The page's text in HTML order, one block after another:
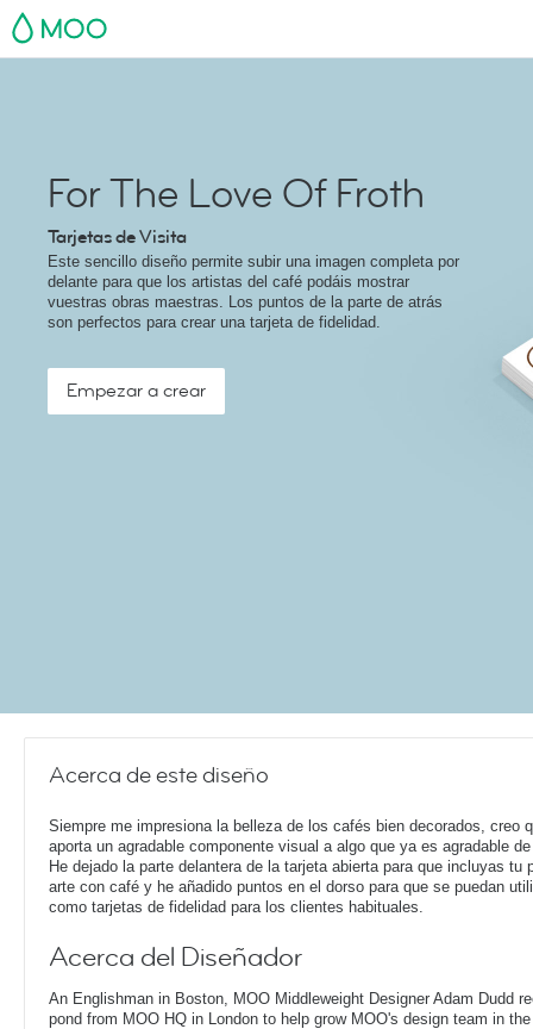
MOO
For The Love Of Froth
Tarjetas de Visita
Este sencillo diseño permite subir una imagen completa por
delante para que los artistas del café podáis mostrar
vuestras obras maestras. Los puntos de la parte de atrás
son perfectos para crear una tarjeta de fidelidad.
Empezar a crear
Acerca de este diseño
Siempre me impresiona la belleza de los cafés bien decorados, creo
aporta un agradable componente visual a algo que ya es agradable
He dejado la parte delantera de la tarjeta abierta para que incluyas tu
arte con café y he añadido puntos en el dorso para que se puedan
como tarjetas de fidelidad para los clientes habituales.
Acerca del Diseñador
An Englishman in Boston, MOO Middleweight Designer Adam Dudd
pond from MOO HQ in London to help grow MOO's design team in